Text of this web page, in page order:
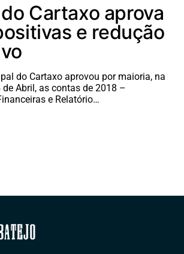
Cartaxo aprova
e redução
do Cartaxo aprovou por maioria, na
Abril, as contas de 2018 –
e Relatório…
do Ribatejo